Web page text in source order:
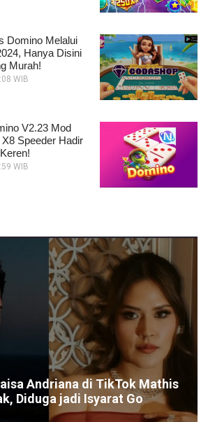
Domino Melalui
Hanya Disini
Murah!
WIB
V2.23 Mod
Speeder Hadir
WIB
Andriana di TikTok Mathis
Diduga jadi Isyarat Go